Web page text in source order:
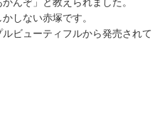
しない赤塚です。
ビューティフルから発売されて